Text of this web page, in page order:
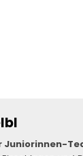
Juniorinnen-